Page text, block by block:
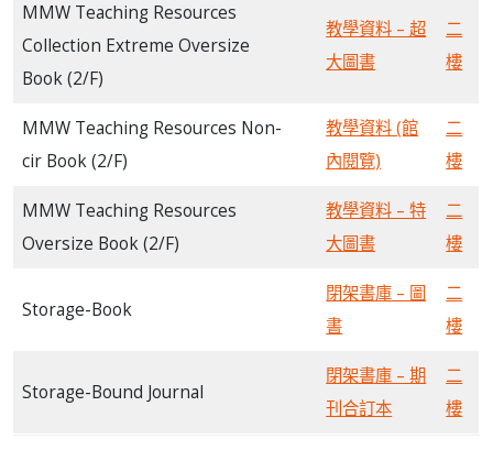
MMW Teaching Resources
Collection Extreme Oversize
Book (2/F)
教學資料 – 超
大圖書
二
樓
MMW Teaching Resources Non-
cir Book (2/F)
教學資料 (館
內閱覽)
二
樓
MMW Teaching Resources
Oversize Book (2/F)
教學資料 – 特
大圖書
二
樓
Storage-Book
閉架書庫 – 圖
書
二
樓
Storage-Bound Journal
閉架書庫 – 期
刊合訂本
二
樓